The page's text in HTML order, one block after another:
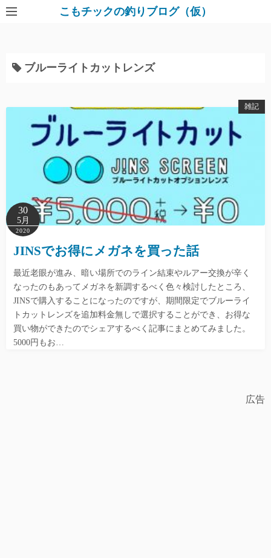
コ
こもチックの釣りブログ（仮）
ブルーライトカットレンズ
雑記
30
5月
2020
JINSでお得にメガネを買った話
最近老眼が進み、暗い場所でのライン結束やルアー交換が辛く
なったのもあってメガネを新調するべく色々検討したところ、
JINSで購入することになったのですが、期間限定でブルーライ
トカットレンズを追加料金無しで選択することができ、お得な
買い物ができたのでシェアするべく記事にまとめてみました。
5000円もお…
広告